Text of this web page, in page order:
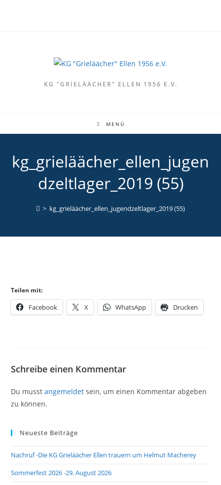
KG "GRIELÄÄCHER" ELLEN 1956 E.V.
MENÜ
kg_grieläächer_ellen_jugen
dzeltlager_2019 (55)
> kg_grieläächer_ellen_jugendzeltlager_2019 (55)
Teilen mit:
Facebook X WhatsApp Drucken
Schreibe einen Kommentar
Du musstangemeldet sein, um einen Kommentar abgeben
zu können.
Neueste Beiträge
Nachruf -Die KG Grieläächer Ellen trauern um Helmut Macherey
Sommerfest 2026 -29. August 2026